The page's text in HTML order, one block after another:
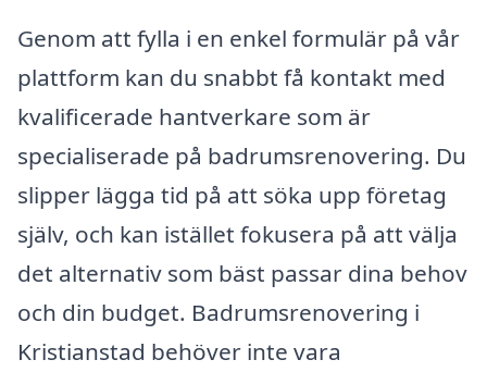
Genom att fylla i en enkel formulär på vår
plattform kan du snabbt få kontakt med
kvalificerade hantverkare som är
specialiserade på badrumsrenovering. Du
slipper lägga tid på att söka upp företag
själv, och kan istället fokusera på att välja
det alternativ som bäst passar dina behov
och din budget. Badrumsrenovering i
Kristianstad behöver inte vara